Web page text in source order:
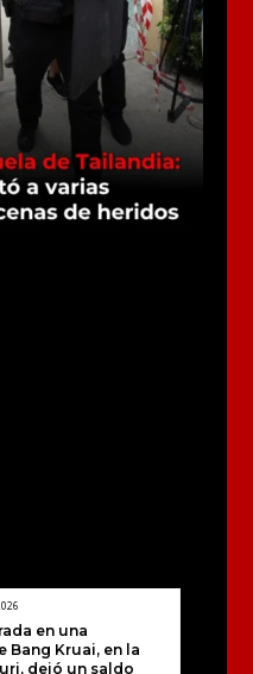
en una
Bang Kruai, en la
dejó un saldo